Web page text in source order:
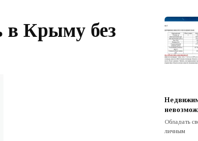
в Крыму без
Обладать
личным